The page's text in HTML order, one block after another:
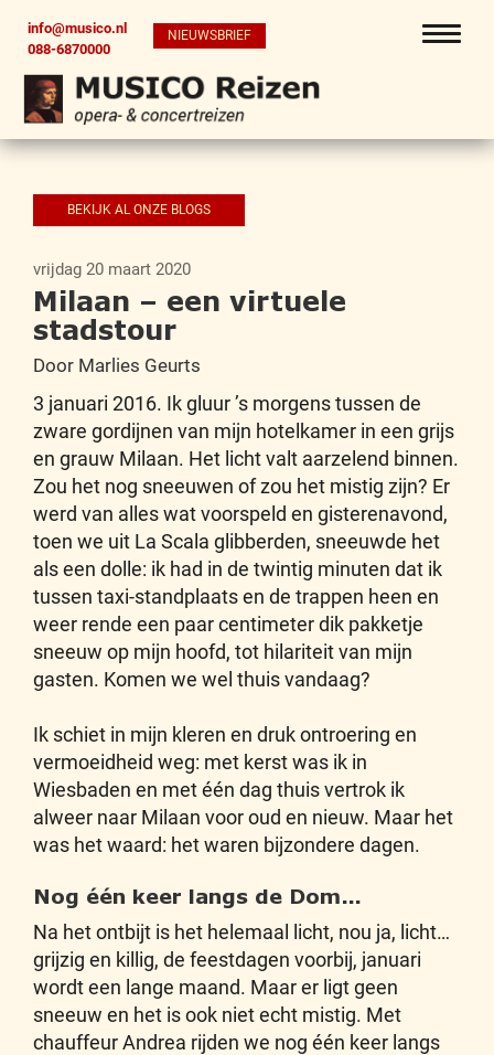
info@musico.nl
088-6870000
NIEUWSBRIEF
BEKIJK AL ONZE BLOGS
vrijdag 20 maart 2020
Milaan – een virtuele
stadstour
Door Marlies Geurts
3 januari 2016. Ik gluur ’s morgens tussen de
zware gordijnen van mijn hotelkamer in een grijs
en grauw Milaan. Het licht valt aarzelend binnen.
Zou het nog sneeuwen of zou het mistig zijn? Er
werd van alles wat voorspeld en gisterenavond,
toen we uit La Scala glibberden, sneeuwde het
als een dolle: ik had in de twintig minuten dat ik
tussen taxi-standplaats en de trappen heen en
weer rende een paar centimeter dik pakketje
sneeuw op mijn hoofd, tot hilariteit van mijn
gasten. Komen we wel thuis vandaag?
Ik schiet in mijn kleren en druk ontroering en
vermoeidheid weg: met kerst was ik in
Wiesbaden en met één dag thuis vertrok ik
alweer naar Milaan voor oud en nieuw. Maar het
was het waard: het waren bijzondere dagen.
Nog één keer langs de Dom…
Na het ontbijt is het helemaal licht, nou ja, licht…
grijzig en killig, de feestdagen voorbij, januari
wordt een lange maand. Maar er ligt geen
sneeuw en het is ook niet echt mistig. Met
chauffeur Andrea rijden we nog één keer langs